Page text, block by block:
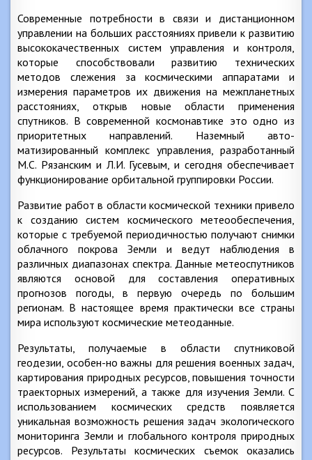
Современные потребности в связи и дистанционном
управлении на больших расстояниях привели к развитию
высококачественных систем управления и контроля,
которые способствовали развитию технических
методов слежения за космическими аппаратами и
измерения параметров их движения на межпланетных
расстояниях, открыв новые области применения
спутников. В современной космонавтике это одно из
приоритетных направлений. Наземный авто-
матизированный комплекс управления, разработанный
М.С. Рязанским и Л.И. Гусевым, и сегодня обеспечивает
функционирование орбитальной группировки России.
Развитие работ в области космической техники привело
к созданию систем космического метеообеспечения,
которые с требуемой периодичностью получают снимки
облачного покрова Земли и ведут наблюдения в
различных диапазонах спектра. Данные метеоспутников
являются основой для составления оперативных
прогнозов погоды, в первую очередь по большим
регионам. В настоящее время практически все страны
мира используют космические метеоданные.
Результаты, получаемые в области спутниковой
геодезии, особен-но важны для решения военных задач,
картирования природных ресурсов, повышения точности
траекторных измерений, а также для изучения Земли. С
использованием космических средств появляется
уникальная возможность решения задач экологического
мониторинга Земли и глобального контроля природных
ресурсов. Результаты космических съемок оказались